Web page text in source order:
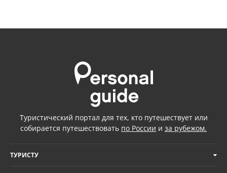
Туристический портал для тех, кто путешествует или
собирается путешествовать по России и за рубежом.
ТУРИСТУ